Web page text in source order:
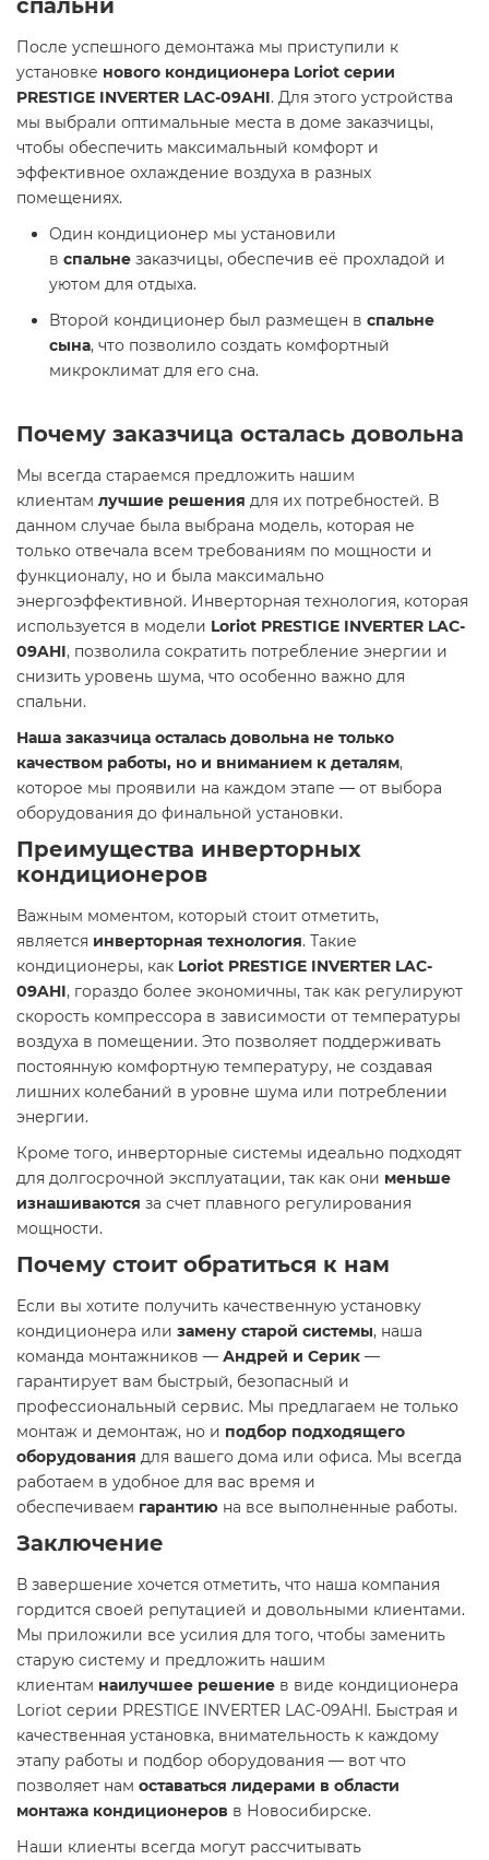
спальни
После успешного демонтажа мы приступили к
установке нового кондиционера Loriot серии
PRESTIGE INVERTER LAC-09AHI. Для этого устройства
мы выбрали оптимальные места в доме заказчицы,
чтобы обеспечить максимальный комфорт и
эффективное охлаждение воздуха в разных
помещениях.
Один кондиционер мы установили
в спальне заказчицы, обеспечив её прохладой и
уютом для отдыха.
Второй кондиционер был размещен в спальне
сына, что позволило создать комфортный
микроклимат для его сна.
Почему заказчица осталась довольна
Мы всегда стараемся предложить нашим
клиентам лучшие решения для их потребностей. В
данном случае была выбрана модель, которая не
только отвечала всем требованиям по мощности и
функционалу, но и была максимально
энергоэффективной. Инверторная технология, которая
используется в модели Loriot PRESTIGE INVERTER LAC-
09AHI, позволила сократить потребление энергии и
снизить уровень шума, что особенно важно для
спальни.
Наша заказчица осталась довольна не только
качеством работы, но и вниманием к деталям,
которое мы проявили на каждом этапе — от выбора
оборудования до финальной установки.
Преимущества инверторных
кондиционеров
Важным моментом, который стоит отметить,
является инверторная технология. Такие
кондиционеры, как Loriot PRESTIGE INVERTER LAC-
09AHI, гораздо более экономичны, так как регулируют
скорость компрессора в зависимости от температуры
воздуха в помещении. Это позволяет поддерживать
постоянную комфортную температуру, не создавая
лишних колебаний в уровне шума или потреблении
энергии.
Кроме того, инверторные системы идеально подходят
для долгосрочной эксплуатации, так как они меньше
изнашиваются за счет плавного регулирования
мощности.
Почему стоит обратиться к нам
Если вы хотите получить качественную установку
кондиционера или замену старой системы, наша
команда монтажников — Андрей и Серик —
гарантирует вам быстрый, безопасный и
профессиональный сервис. Мы предлагаем не только
монтаж и демонтаж, но и подбор подходящего
оборудования для вашего дома или офиса. Мы всегда
работаем в удобное для вас время и
обеспечиваем гарантию на все выполненные работы.
Заключение
В завершение хочется отметить, что наша компания
гордится своей репутацией и довольными клиентами.
Мы приложили все усилия для того, чтобы заменить
старую систему и предложить нашим
клиентам наилучшее решение в виде кондиционера
Loriot серии PRESTIGE INVERTER LAC-09AHI. Быстрая и
качественная установка, внимательность к каждому
этапу работы и подбор оборудования — вот что
позволяет нам оставаться лидерами в области
монтажа кондиционеров в Новосибирске.
Наши клиенты всегда могут рассчитывать